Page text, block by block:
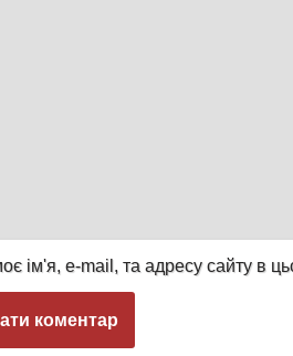
ім'я, e-mail, та адресу сайту в